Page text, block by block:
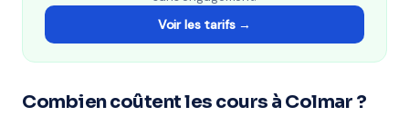
Voir les tarifs →
Combien coûtent les cours à Colmar ?